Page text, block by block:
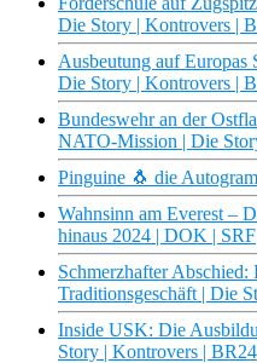
Die Story | Kontrovers |
Ausbeutung auf
Die Story | Kontrovers |
Bundeswehr an der
NATO-Mission | Die
Pinguine 🐧 die
Wahnsinn am Everest –
hinaus 2024 | DOK | SRF
Schmerzhafter
Traditionsgeschäft | Die
Inside USK: Die
Story | Kontrovers | BR24